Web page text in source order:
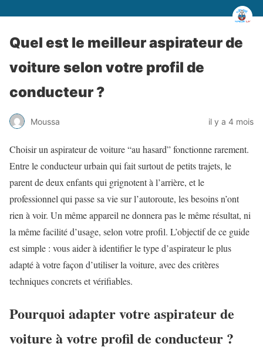
Quel est le meilleur aspirateur de
voiture selon votre profil de
conducteur ?
Moussa il y a 4 mois
Choisir un aspirateur de voiture “au hasard” fonctionne rarement.
Entre le conducteur urbain qui fait surtout de petits trajets, le
parent de deux enfants qui grignotent à l’arrière, et le
professionnel qui passe sa vie sur l’autoroute, les besoins n’ont
rien à voir. Un même appareil ne donnera pas le même résultat, ni
la même facilité d’usage, selon votre profil. L’objectif de ce guide
est simple : vous aider à identifier le type d’aspirateur le plus
adapté à votre façon d’utiliser la voiture, avec des critères
techniques concrets et vérifiables.
Pourquoi adapter votre aspirateur de
voiture à votre profil de conducteur ?